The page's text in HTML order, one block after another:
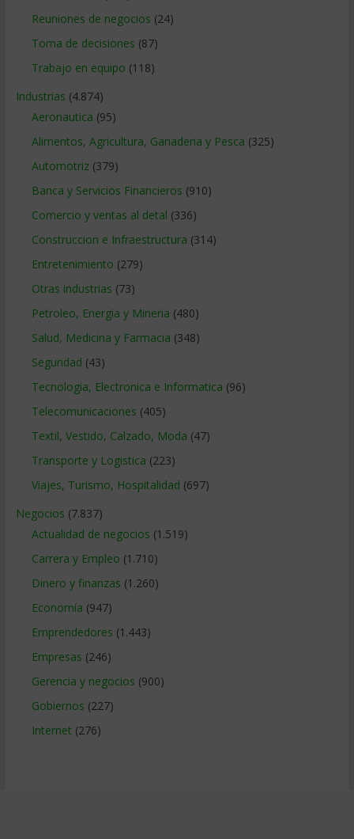
Reuniones de negocios (24)
Toma de decisiones (87)
Trabajo en equipo (118)
Industrias (4.874)
Aeronautica (95)
Alimentos, Agricultura, Ganaderia y Pesca (325)
Automotriz(379)
Banca y Servicios Financieros (910)
Comercio y ventas al detal (336)
Construccion e Infraestructura (314)
Entretenimiento (279)
Otras industrias (73)
Petroleo, Energia y Mineria (480)
Salud, Medicina y Farmacia (348)
Seguridad (43)
Tecnologia, Electronica e Informatica (96)
Telecomunicaciones (405)
Textil, Vestido, Calzado, Moda (47)
Transporte y Logistica (223)
Viajes, Turismo, Hospitalidad (697)
Negocios (7.837)
Actualidad de negocios (1.519)
Carrera y Empleo (1.710)
Dinero y finanzas (1.260)
Economía (947)
Emprendedores (1.443)
Empresas (246)
Gerencia y negocios (900)
Gobiernos (227)
Internet (276)